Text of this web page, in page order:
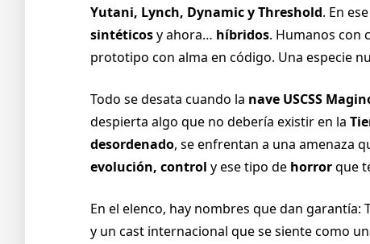
Yutani, Lynch, Dynamic y Threshold. En
sintéticosy ahora… híbridos. Humanos con
prototipo con alma en código. Una especie
Todo se desata cuando la nave USCSS
despierta algo que no debería existir en la
desordenado, se enfrentan a una amenaza
evolución, control y ese tipo de horrorque
En el elenco, hay nombres que dan garantía:
y un cast internacional que se siente como